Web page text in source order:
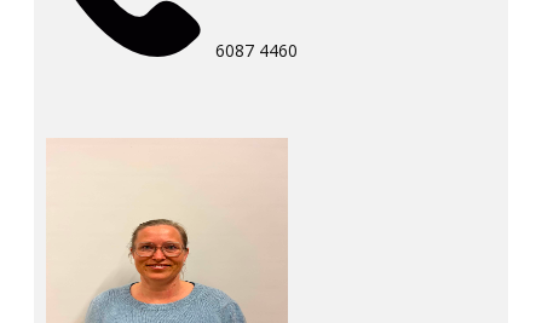
6087 4460